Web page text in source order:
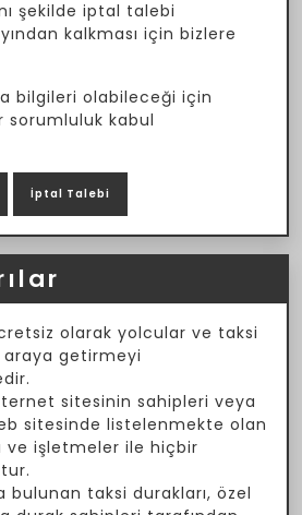
şekilde iptal talebi
kalkması için bizlere
bilgileri olabileceği için
sorumluluk kabul
İptal Talebi
olarak yolcular ve taksi
araya getirmeyi
sitesinin sahipleri veya
sitesinde listelenmekte olan
ve işletmeler ile hiçbir
bulunan taksi durakları, özel